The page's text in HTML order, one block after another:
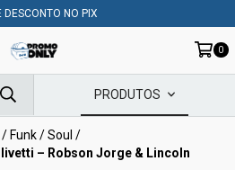
DESCONTO NO PIX
0
PRODUTOS
/ Funk / Soul /
– Robson Jorge & Lincoln